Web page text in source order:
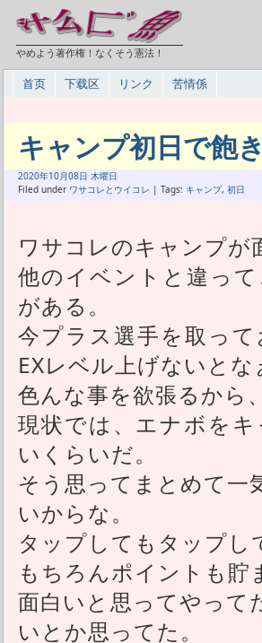
やめよう著作権！なくそう憲法！
首页 下载区 リンク 苦情係
キャンプ初日で飽
2020年10月08日 木曜日
Filed under ワサコレとウイコレ | Tags: キャンプ, 初日
ワサコレのキャンプが
他のイベントと違っ
がある。
今プラス選手を取っ
EXレベル上げないとな
色んな事を欲張るから
現状では、エナボを
いくらいだ。
そう思ってまとめて一
いからな。
タップしてもタップし
もちろんポイントも貯
面白いと思ってやって
いとか思ってた。